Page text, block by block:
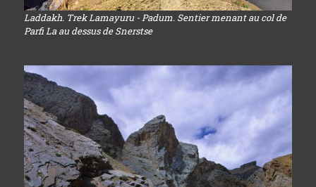
Laddakh. Trek Lamayuru - Padum. Sentier menant au col de
Parfi La au dessus de Snerstse